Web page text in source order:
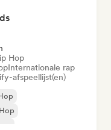
Hop
Internationale rap
afspeellijst(en)